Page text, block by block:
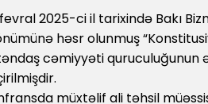
2025-ci il tarixində Bakı
həsr olunmuş
cəmiyyəti quruculuğunun
müxtəlif ali təhsil